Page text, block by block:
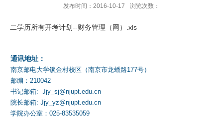
发布时间：2016-10-17 浏览次数：
二学历所有开考计划--财务管理（网）.xls
通讯地址：
南京邮电大学锁金村校区（南京市龙蟠路177号）
邮编：210042
书记邮箱: Jjy_sj@njupt.edu.cn
院长邮箱: Jjy_yz@njupt.edu.cn
学院办公室：025-83535059